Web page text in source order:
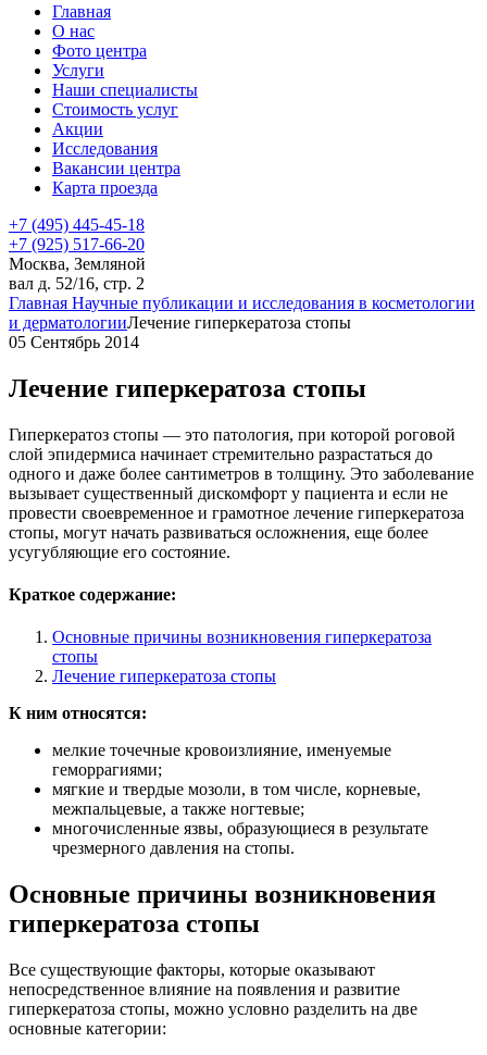
Главная
О нас
Фото центра
Услуги
Наши специалисты
Стоимость услуг
Акции
Исследования
Вакансии центра
Карта проезда
+7 (495) 445-45-18
+7 (925) 517-66-20
Москва, Земляной
вал д. 52/16, стр. 2
Главная Научные публикации и исследования в косметологии
и дерматологииЛечение гиперкератоза стопы
05 Сентябрь 2014
Лечение гиперкератоза стопы
Гиперкератоз стопы — это патология, при которой роговой
слой эпидермиса начинает стремительно разрастаться до
одного и даже более сантиметров в толщину. Это заболевание
вызывает существенный дискомфорт у пациента и если не
провести своевременное и грамотное лечение гиперкератоза
стопы, могут начать развиваться осложнения, еще более
усугубляющие его состояние.
Краткое содержание:
Основные причины возникновения гиперкератоза
стопы
Лечение гиперкератоза стопы
К ним относятся:
мелкие точечные кровоизлияние, именуемые
геморрагиями;
мягкие и твердые мозоли, в том числе, корневые,
межпальцевые, а также ногтевые;
многочисленные язвы, образующиеся в результате
чрезмерного давления на стопы.
Основные причины возникновения
гиперкератоза стопы
Все существующие факторы, которые оказывают
непосредственное влияние на появления и развитие
гиперкератоза стопы, можно условно разделить на две
основные категории: